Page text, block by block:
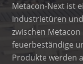
Metacon-Next ist
Industrietüren
zwischen
feuerbeständige
Produkte werden